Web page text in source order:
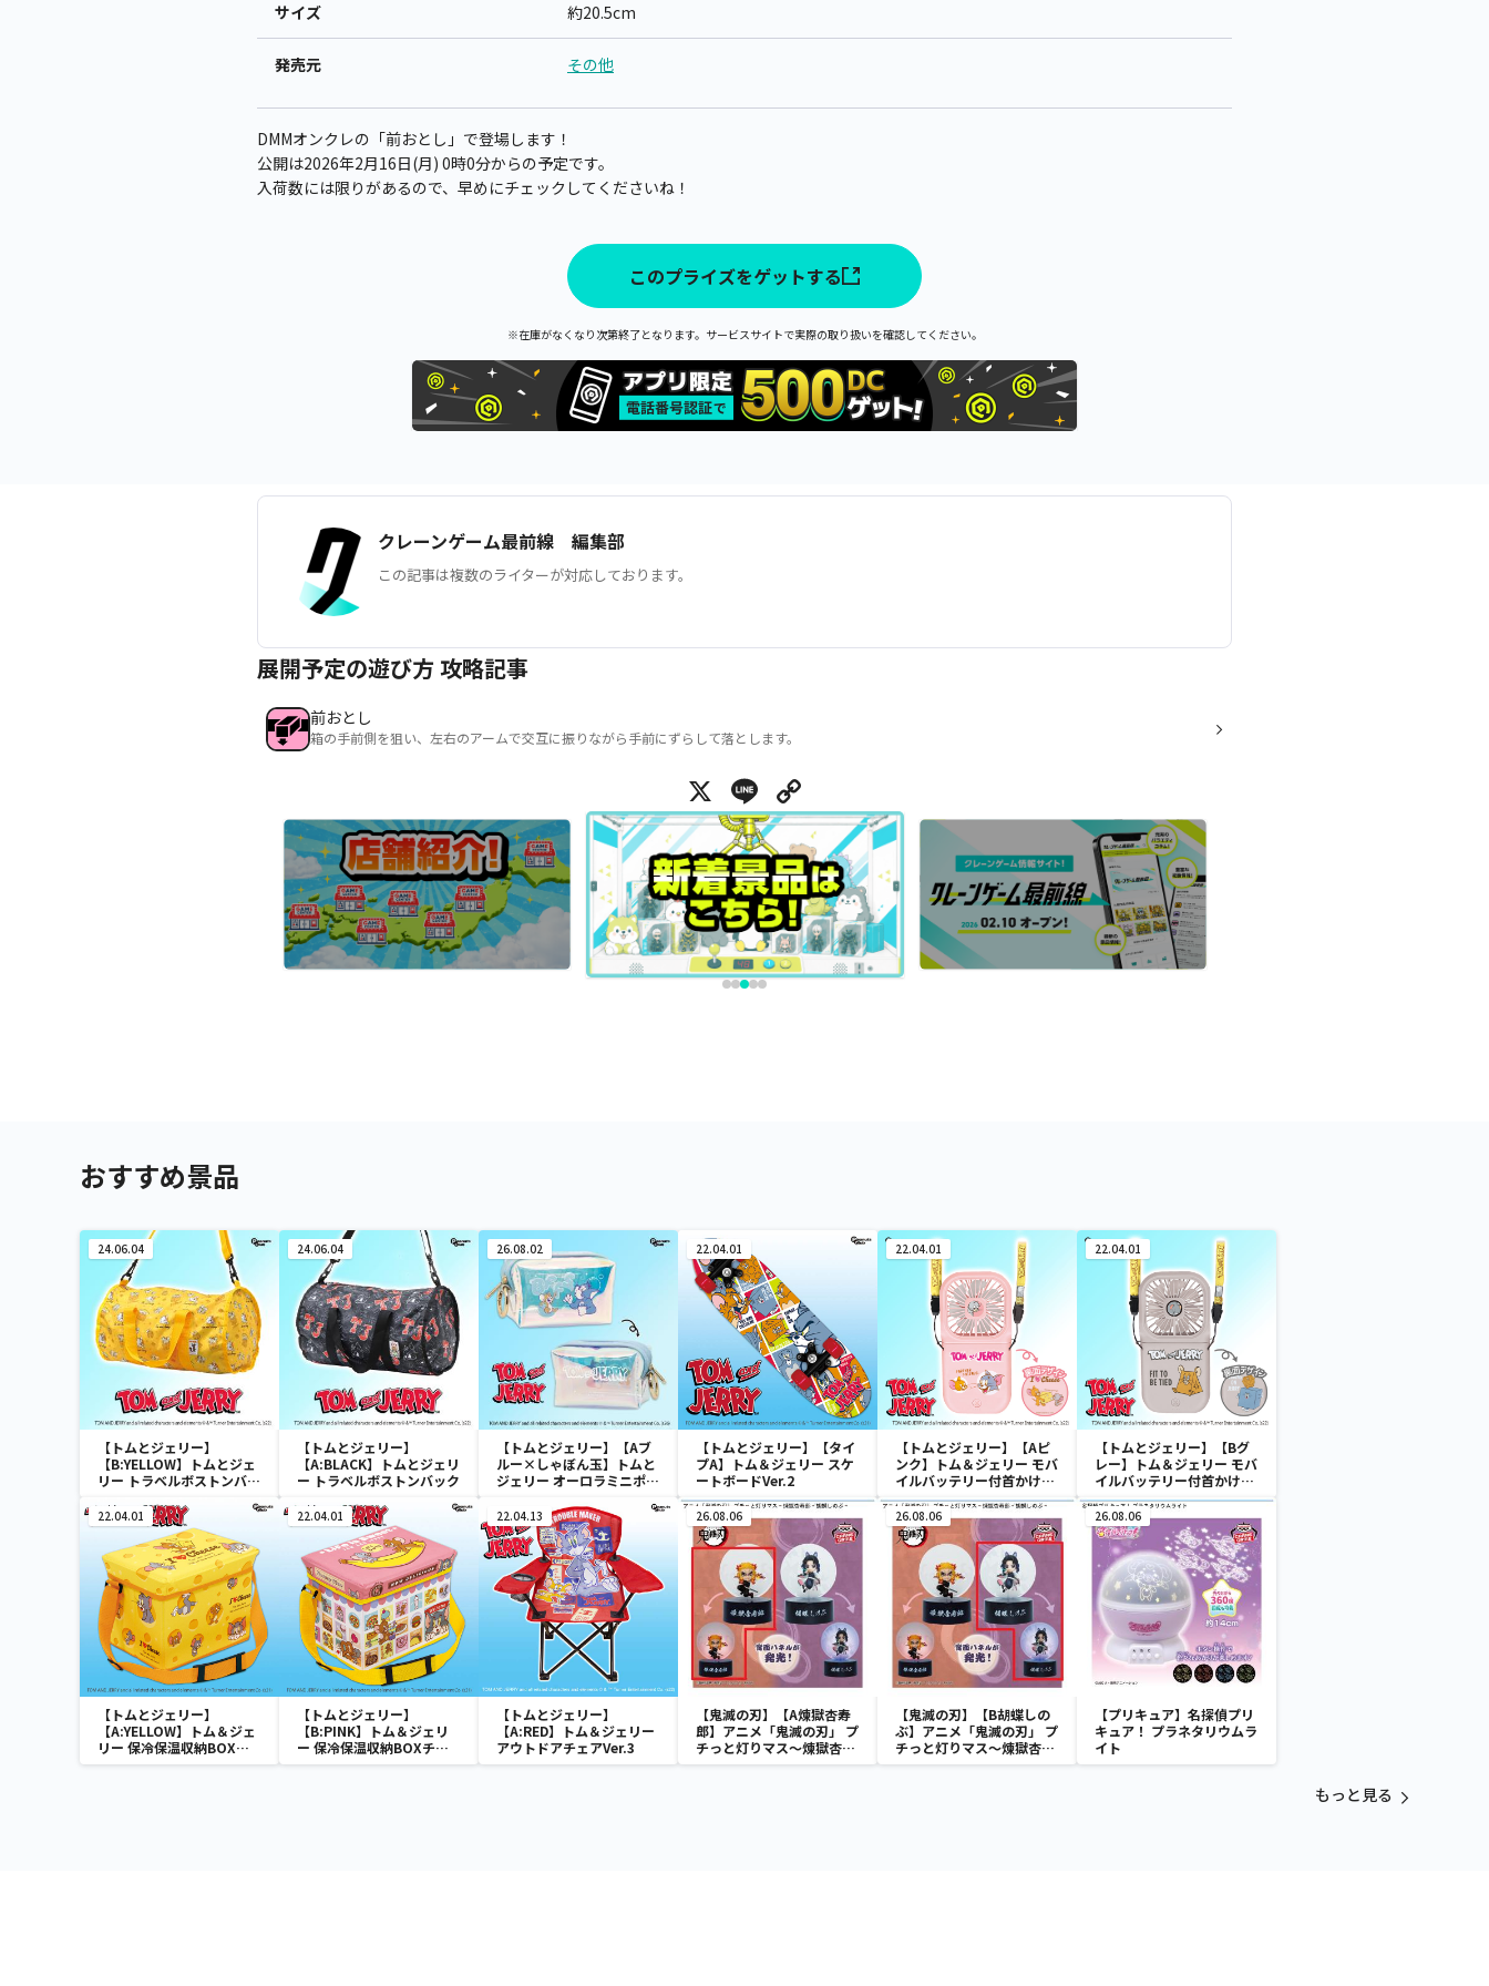
サイズ 約20.5cm
発売元 その他
DMMオンクレの「前おとし」で登場します！
公開は2026年2月16日(月) 0時0分からの予定です。
入荷数には限りがあるので、早めにチェックしてくださいね！
このプライズをゲットする
※在庫がなくなり次第終了となります。サービスサイトで実際の取り扱いを確認してください。
クレーンゲーム最前線 編集部
この記事は複数のライターが対応しております。
展開予定の遊び方 攻略記事
前おとし
箱の手前側を狙い、左右のアームで交互に振りながら手前にずらして落とします。
X Line
おすすめ景品
24.06.04
【トムとジェリー】
【B:YELLOW】トムとジェ
リー トラベルボストンバッ
24.06.04
【トムとジェリー】
【A:BLACK】トムとジェリ
ー トラベルボストンバック
26.08.02
【トムとジェリー】【Aブ
ルー×しゃぼん玉】トムと
ジェリー オーロラミニポー
22.04.01
【トムとジェリー】【タイ
プA】トム＆ジェリー スケ
ートボードVer.2
22.04.01
【トムとジェリー】【Aピ
ンク】トム＆ジェリー モバ
イルバッテリー付首かけフ
ァン
22.04.01
【トムとジェリー】【Bグ
レー】トム＆ジェリー モバ
イルバッテリー付首かけフ
ァン
22.04.01
【トムとジェリー】
【A:YELLOW】トム＆ジェ
リー 保冷保温収納BOXチ
ェア
22.04.01
【トムとジェリー】
【B:PINK】トム＆ジェリ
ー 保冷保温収納BOXチェ
ア
22.04.13
【トムとジェリー】
【A:RED】トム＆ジェリー
アウトドアチェアVer.3
26.08.06
【鬼滅の刃】【A煉獄杏寿
郎】アニメ「鬼滅の刃」 プ
チっと灯りマス～煉獄杏寿
郎・胡蝶しのぶ～
26.08.06
【鬼滅の刃】【B胡蝶しの
ぶ】アニメ「鬼滅の刃」 プ
チっと灯りマス～煉獄杏寿
郎・胡蝶しのぶ～
26.08.06
【プリキュア】名探偵プリ
キュア！ プラネタリウムラ
イト
もっと見る